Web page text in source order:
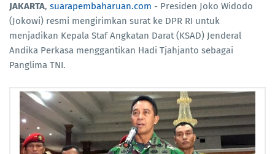
JAKARTA, suarapembaharuan.com - Presiden Joko Widodo
(Jokowi) resmi mengirimkan surat ke DPR RI untuk
menjadikan Kepala Staf Angkatan Darat (KSAD) Jenderal
Andika Perkasa menggantikan Hadi Tjahjanto sebagai
Panglima TNI.